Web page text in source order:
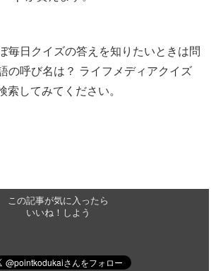
毎日クイズの答えを知りたいときは問
の呼び名は？ ライフメディアクイズ
索してみてください。
この記事が気に入ったら
いいね！しよう